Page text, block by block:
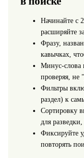
Начинайте с
расширяйте
Фразу,
кавычках,
Минус-слова
проверяя, не
Фильтры
раздел) к
Сортировку
для
Фиксируйте
повторять